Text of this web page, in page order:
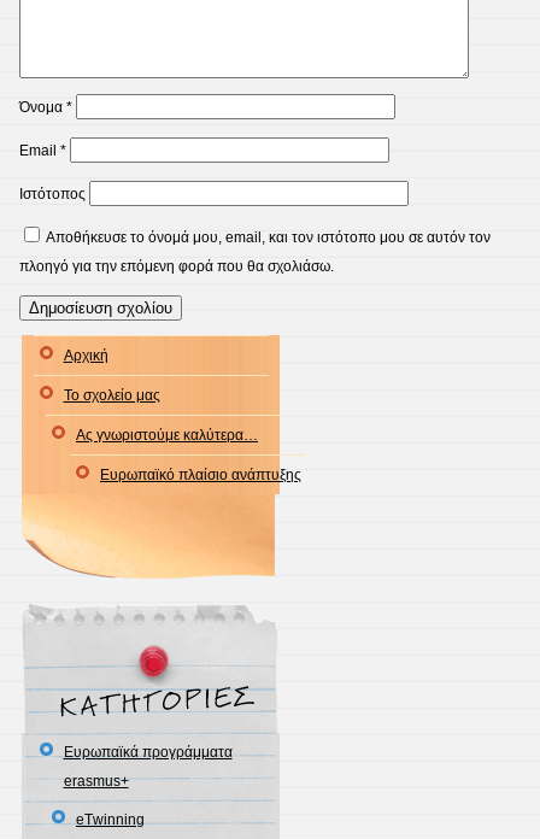
Όνομα *
Email *
Ιστότοπος
Αποθήκευσε το όνομά μου, email, και τον ιστότοπο μου σε αυτόν τον
πλοηγό για την επόμενη φορά που θα σχολιάσω.
Αρχική
Το σχολείο μας
Ας γνωριστούμε καλύτερα…
Ευρωπαϊκό πλαίσιο ανάπτυξης
Eυρωπαϊκά προγράμματα
erasmus+
eΤwinning